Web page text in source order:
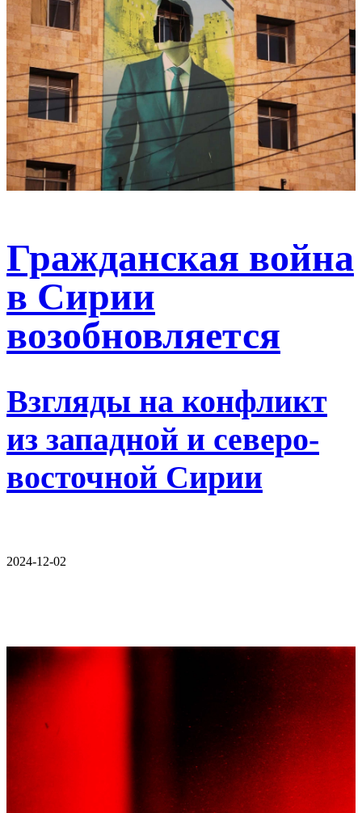
Гражданская война
в Сирии
возобновляется
Взгляды на конфликт
из западной и северо-
восточной Сирии
2024-12-02